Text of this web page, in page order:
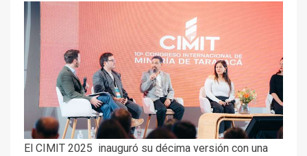
El CIMIT 2025 inauguró su décima versión con una